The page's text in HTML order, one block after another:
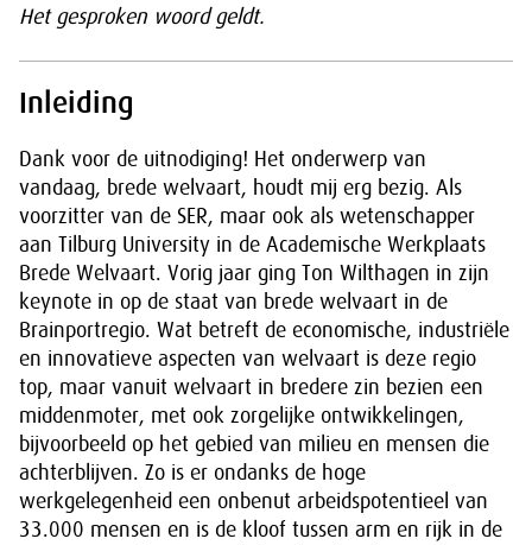
Het gesproken woord geldt.
Inleiding
Dank voor de uitnodiging! Het onderwerp van
vandaag, brede welvaart, houdt mij erg bezig. Als
voorzitter van de SER, maar ook als wetenschapper
aan Tilburg University in de Academische Werkplaats
Brede Welvaart. Vorig jaar ging Ton Wilthagen in zijn
keynote in op de staat van brede welvaart in de
Brainportregio. Wat betreft de economische, industriële
en innovatieve aspecten van welvaart is deze regio
top, maar vanuit welvaart in bredere zin bezien een
middenmoter, met ook zorgelijke ontwikkelingen,
bijvoorbeeld op het gebied van milieu en mensen die
achterblijven. Zo is er ondanks de hoge
werkgelegenheid een onbenut arbeidspotentieel van
33.000 mensen en is de kloof tussen arm en rijk in de